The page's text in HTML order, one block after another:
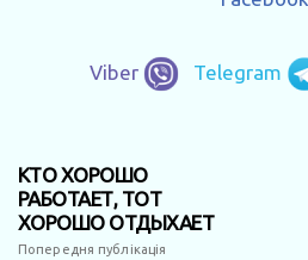
Viber Telegram
КТО ХОРОШО
РАБОТАЕТ, ТОТ
ХОРОШО ОТДЫХАЕТ
Попередня публікація